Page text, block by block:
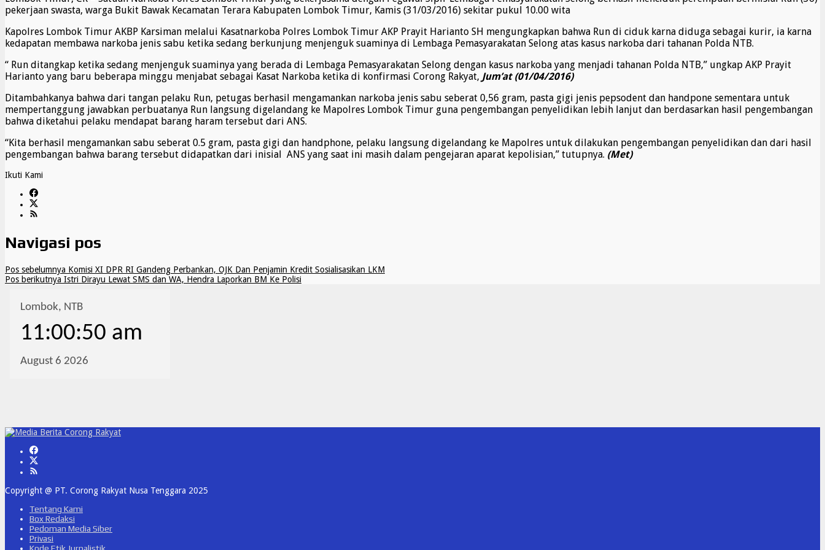
pekerjaan swasta, warga Bukit Bawak Kecamatan Terara Kabupaten Lombok Timur, Kamis (31/03/2016) sekitar pukul 10.00 wita
Kapolres Lombok Timur AKBP Karsiman melalui Kasatnarkoba Polres Lombok Timur AKP Prayit Harianto SH mengungkapkan bahwa Run di ciduk karna diduga sebagai kurir, ia karna
kedapatan membawa narkoba jenis sabu ketika sedang berkunjung menjenguk suaminya di Lembaga Pemasyarakatan Selong atas kasus narkoba dari tahanan Polda NTB.
“ Run ditangkap ketika sedang menjenguk suaminya yang berada di Lembaga Pemasyarakatan Selong dengan kasus narkoba yang menjadi tahanan Polda NTB,” ungkap AKP Prayit
Harianto yang baru beberapa minggu menjabat sebagai Kasat Narkoba ketika di konfirmasi Corong Rakyat, Jum’at (01/04/2016)
Ditambahkanya bahwa dari tangan pelaku Run, petugas berhasil mengamankan narkoba jenis sabu seberat 0,56 gram, pasta gigi jenis pepsodent dan handpone sementara untuk
mempertanggung jawabkan perbuatanya Run langsung digelandang ke Mapolres Lombok Timur guna pengembangan penyelidikan lebih lanjut dan berdasarkan hasil pengembangan
bahwa diketahui pelaku mendapat barang haram tersebut dari ANS.
“Kita berhasil mengamankan sabu seberat 0.5 gram, pasta gigi dan handphone, pelaku langsung digelandang ke Mapolres untuk dilakukan pengembangan penyelidikan dan dari hasil
pengembangan bahwa barang tersebut didapatkan dari inisial ANS yang saat ini masih dalam pengejaran aparat kepolisian,” tutupnya. (Met)
Ikuti Kami
Navigasi pos
Pos sebelumnya Komisi XI DPR RI Gandeng Perbankan, OJK Dan Penjamin Kredit Sosialisasikan LKM
Pos berikutnya Istri Dirayu Lewat SMS dan WA, Hendra Laporkan BM Ke Polisi
Copyright @ PT. Corong Rakyat Nusa Tenggara 2025
Tentang Kami
Box Redaksi
Pedoman Media Siber
Privasi